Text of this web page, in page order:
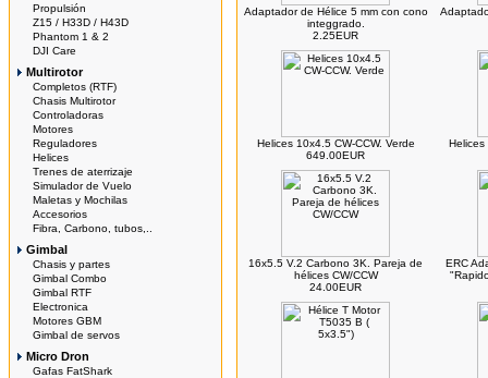
Propulsión
Z15 / H33D / H43D
Phantom 1 & 2
DJI Care
Multirotor
Completos (RTF)
Chasis Multirotor
Controladoras
Motores
Reguladores
Helices
Trenes de aterrizaje
Simulador de Vuelo
Maletas y Mochilas
Accesorios
Fibra, Carbono, tubos,..
Gimbal
Chasis y partes
Gimbal Combo
Gimbal RTF
Electronica
Motores GBM
Gimbal de servos
Micro Dron
Gafas FatShark
Adaptador de Hélice 5 mm con cono
integgrado.
2.25EUR
Helices 10x4.5 CW-CCW. Verde
649.00EUR
Helices
16x5.5 V.2 Carbono 3K. Pareja de
hélices CW/CCW
24.00EUR
ERC